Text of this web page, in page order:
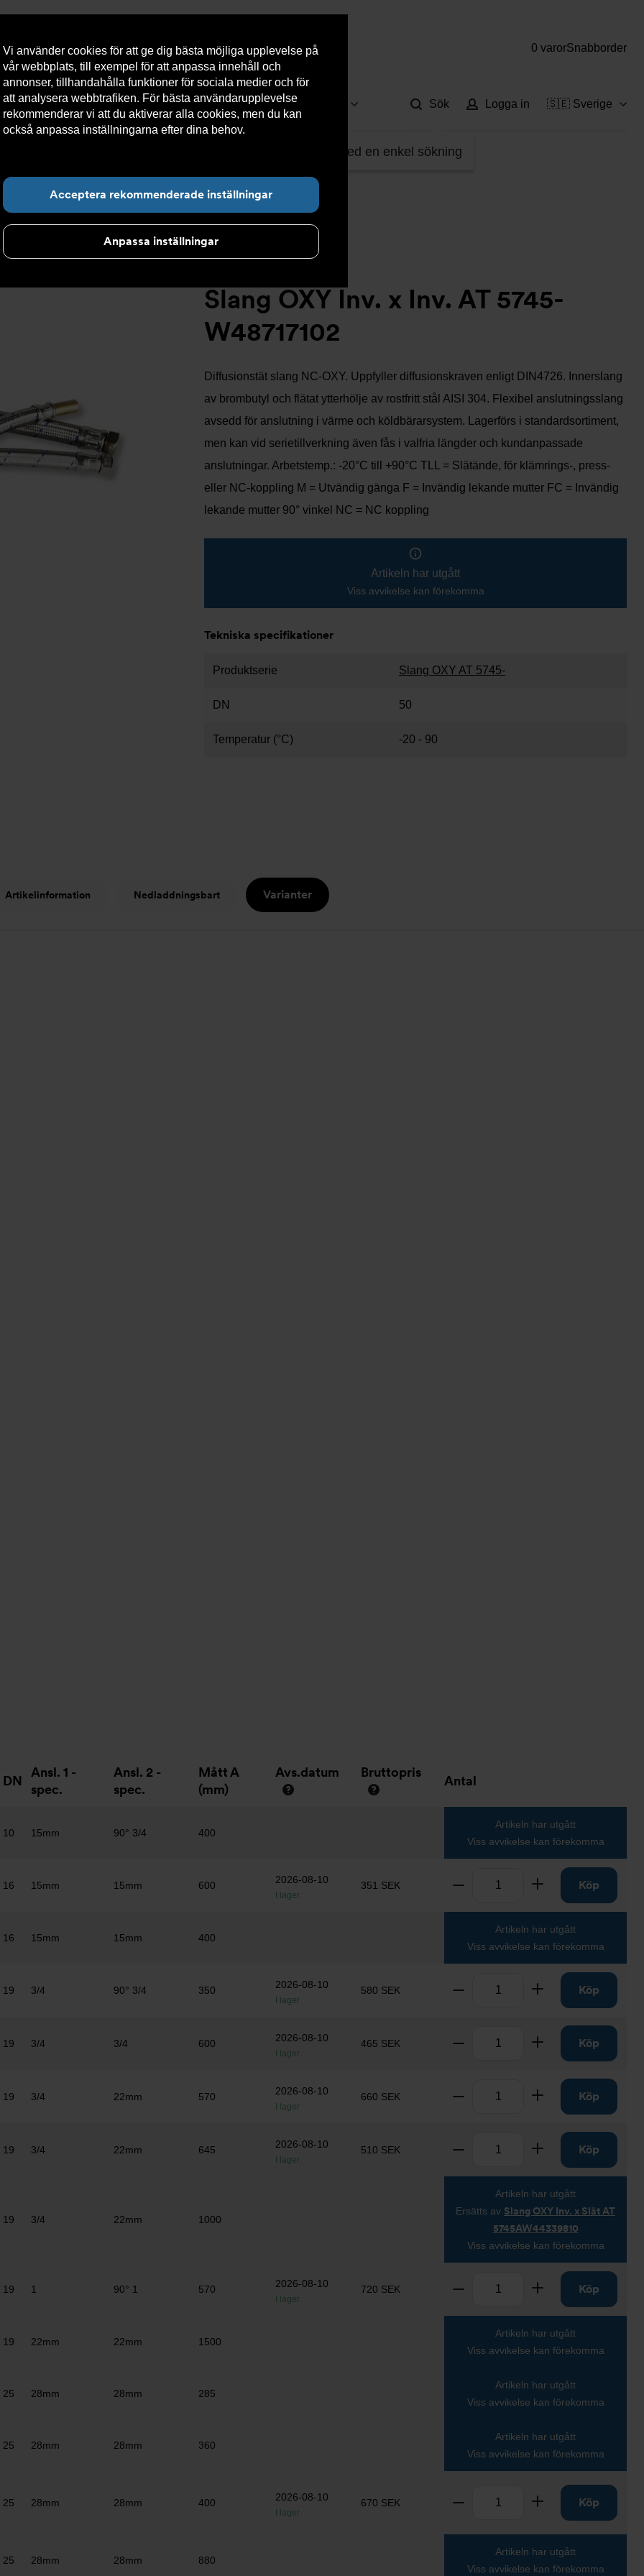
Vi använder cookies för att ge dig bästa möjliga upplevelse på
vår webbplats, till exempel för att anpassa innehåll och
annonser, tillhandahålla funktioner för sociala medier och för
att analysera webbtrafiken. För bästa användarupplevelse
rekommenderar vi att du aktiverar alla cookies, men du kan
också anpassa inställningarna efter dina behov.
Acceptera rekommenderade inställningar
Anpassa inställningar
0 varorSnabborder
Om Armatec Hållbarhet Kontakta oss Kundservice
Hitta det du letar efter med en enkel sökning
Sök Logga in 🇸🇪 Sverige
Slang OXY Inv. x Inv. AT 5745-
W48717102
Diffusionstät slang NC-OXY. Uppfyller diffusionskraven enligt DIN4726. Innerslang
av brombutyl och flätat ytterhölje av rostfritt stål AISI 304. Flexibel anslutningsslang
avsedd för anslutning i värme och köldbärarsystem. Lagerförs i standardsortiment,
men kan vid serietillverkning även fås i valfria längder och kundanpassade
anslutningar. Arbetstemp.: -20°C till +90°C TLL = Slätände, för klämrings-, press-
eller NC-koppling M = Utvändig gänga F = Invändig lekande mutter FC = Invändig
lekande mutter 90° vinkel NC = NC koppling
Artikeln har utgått
Viss avvikelse kan förekomma
Tekniska specifikationer
Produktserie Slang OXY AT 5745-
DN 50
Temperatur (°C) -20 - 90
Artikelinformation Nedladdningsbart Varianter
DN
Ansl. 1 -
spec.
Ansl. 2 -
spec.
Mått A
(mm)
Avs.datum Bruttopris
Antal
10 15mm 90° 3/4 400
Artikeln har utgått
Viss avvikelse kan förekomma
16 15mm 15mm 600 2026-08-10
I lager
351 SEK Ta bort Lägg tillKöp
16 15mm 15mm 400
Artikeln har utgått
Viss avvikelse kan förekomma
19 3/4 90° 3/4 350 2026-08-10
I lager
580 SEK Ta bort Lägg tillKöp
19 3/4 3/4 600 2026-08-10
I lager
465 SEK Ta bort Lägg tillKöp
19 3/4 22mm 570 2026-08-10
I lager
660 SEK Ta bort Lägg tillKöp
19 3/4 22mm 645 2026-08-10
I lager
510 SEK Ta bort Lägg tillKöp
19 3/4 22mm 1000
Artikeln har utgått
Ersätts av Slang OXY Inv. x Slät AT
5745AW44339810
Viss avvikelse kan förekomma
19 1 90° 1 570 2026-08-10
I lager
720 SEK Ta bort Lägg tillKöp
19 22mm 22mm 1500
Artikeln har utgått
Viss avvikelse kan förekomma
25 28mm 28mm 285
Artikeln har utgått
Viss avvikelse kan förekomma
25 28mm 28mm 360
Artikeln har utgått
Viss avvikelse kan förekomma
25 28mm 28mm 400 2026-08-10
I lager
670 SEK Ta bort Lägg tillKöp
25 28mm 28mm 880
Artikeln har utgått
Viss avvikelse kan förekomma